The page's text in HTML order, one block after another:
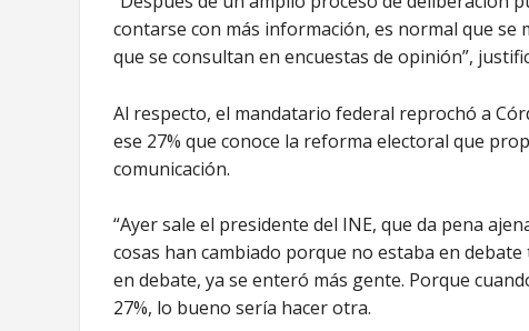
contarse con más información, es normal que se
que se consultan en encuestas de opinión”,
Al respecto, el mandatario federal reprochó a
ese 27% que conoce la reforma electoral que
comunicación.
“Ayer sale el presidente del INE, que da pena
cosas han cambiado porque no estaba en
en debate, ya se enteró más gente. Porque
27%, lo bueno sería hacer otra.